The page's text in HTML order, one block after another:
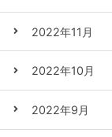
2022年11月
2022年10月
2022年9月